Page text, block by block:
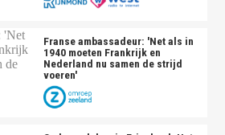
Franse ambassadeur: 'Net als in
1940 moeten Frankrijk en
Nederland nu samen de strijd
voeren'